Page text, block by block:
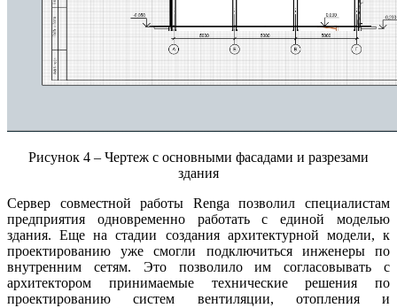
Рисунок 4 – Чертеж с основными фасадами и разрезами
здания
Cервер совместной работы Renga позволил специалистам
предприятия одновременно работать с единой моделью
здания. Еще на стадии создания архитектурной модели, к
проектированию уже смогли подключиться инженеры по
внутренним сетям. Это позволило им согласовывать с
архитектором принимаемые технические решения по
проектированию систем вентиляции, отопления и